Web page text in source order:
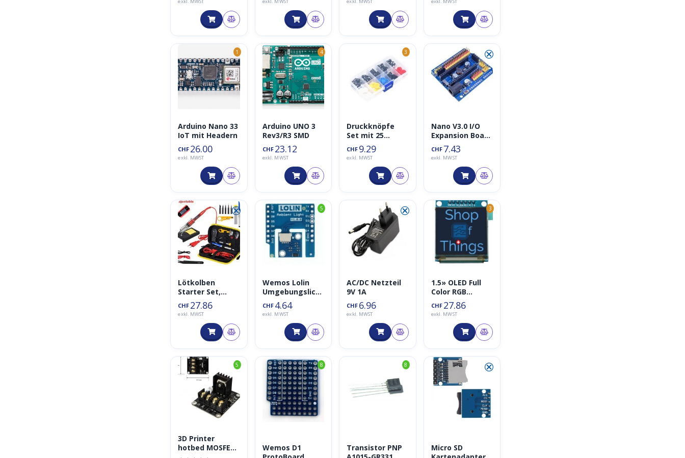
Stk
exkl. MWST exkl. MWST
kompatibel)
exkl. MWST
kabellose
Stromversorgun
exkl. MWST
1
Arduino Nano 33
IoT mit Headern
CHF 26.00
exkl. MWST
4
Arduino UNO 3
Rev3/R3 SMD
CHF 23.12
exkl. MWST
3
Druckknöpfe
Set mit 25
taktilen
Schalter in vier
Farben
CHF 9.29
exkl. MWST
⮿
Nano V3.0 I/O
Expansion Board
Shield (auch für
Uno R3, Arduino
kompatibel)
CHF 7.43
exkl. MWST
⮿
Lötkolben
Starter Set,
Lötstation inkl.
Lötabsauger,
80Watt 220V
CHF 27.86
exkl. MWST
5
Wemos Lolin
Umgebungslicht
sensor (Ambient
Light) V1.0.0
BH1750FVI
CHF 4.64
exkl. MWST
⮿
AC/DC Netzteil
9V 1A
CHF 6.96
exkl. MWST
3
1.5» OLED Full
Color RGB
Screen SSD1351
128×128 (farbig)
CHF 27.86
exkl. MWST
5
3D Printer
hotbed MOSFET
8
Wemos D1
8
Transistor PNP
⮿
Micro SD